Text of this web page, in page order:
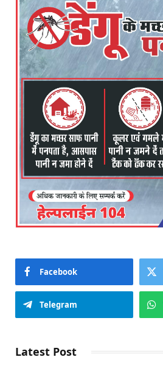
Facebook
Telegram
Latest Post